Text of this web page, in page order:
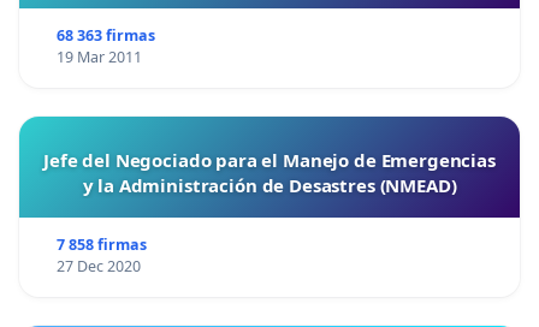
68 363 firmas
19 Mar 2011
Jefe del Negociado para el Manejo de Emergencias
y la Administración de Desastres (NMEAD)
7 858 firmas
27 Dec 2020